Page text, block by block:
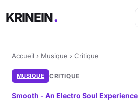
KRINEIN
Accueil › Musique › Critique
MUSIQUE CRITIQUE
Smooth - An Electro Soul Experience